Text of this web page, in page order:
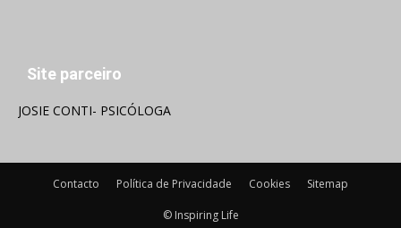
Site parceiro
JOSIE CONTI- PSICÓLOGA
Contacto Política de Privacidade Cookies Sitemap
© Inspiring Life